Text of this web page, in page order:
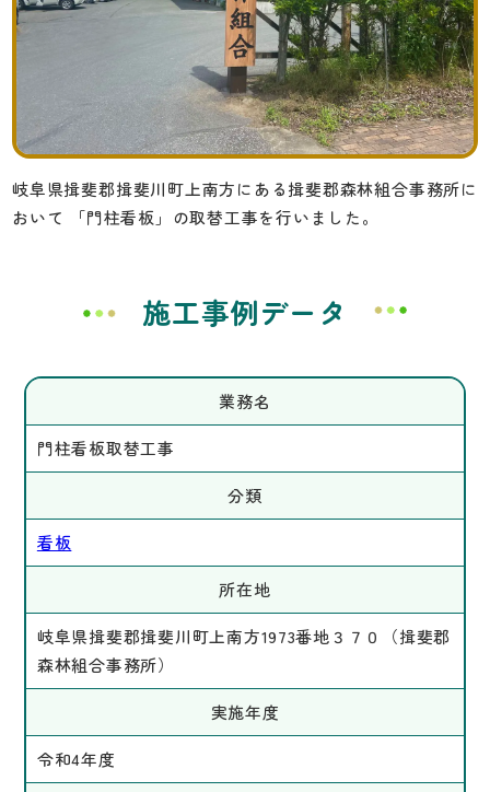
岐阜県揖斐郡揖斐川町上南方にある揖斐郡森林組合事務所に
おいて
「門柱看板」の取替工事を行いました。
施工事例データ
業務名
門柱看板取替工事
分類
看板
所在地
岐阜県揖斐郡揖斐川町上南方1973番地３７０（揖斐郡
森林組合事務所）
実施年度
令和4年度